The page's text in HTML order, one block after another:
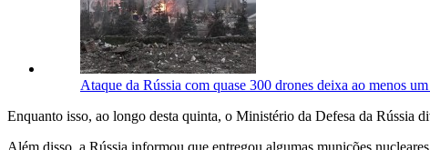
Ataque da Rússia com quase 300 drones deixa ao menos
Enquanto isso, ao longo desta quinta, o Ministério da Defesa da Rússia
Além disso, a Rússia informou que entregou algumas munições